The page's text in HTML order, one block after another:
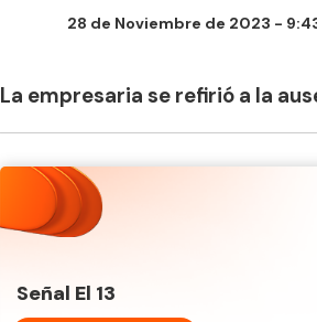
28 de Noviembre de 2023 -
La empresaria se refirió a la
Señal El 13